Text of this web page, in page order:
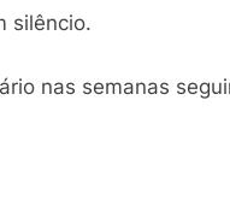
silêncio.
nas semanas